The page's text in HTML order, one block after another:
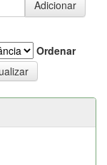
Ordenar